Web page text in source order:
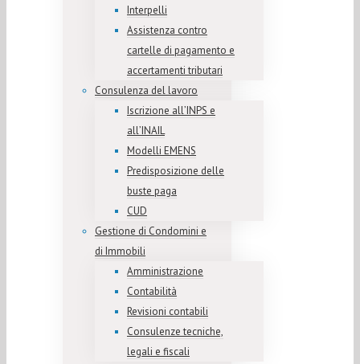
Interpelli
Assistenza contro
cartelle di pagamento e
accertamenti tributari
Consulenza del lavoro
Iscrizione all’INPS e
all’INAIL
Modelli EMENS
Predisposizione delle
buste paga
CUD
Gestione di Condomini e
di Immobili
Amministrazione
Contabilità
Revisioni contabili
Consulenze tecniche,
legali e fiscali